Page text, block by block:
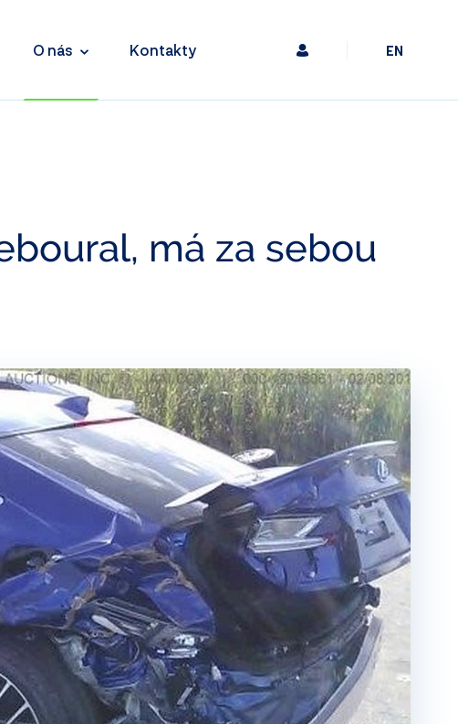
O nás Kontakty EN
má za sebou